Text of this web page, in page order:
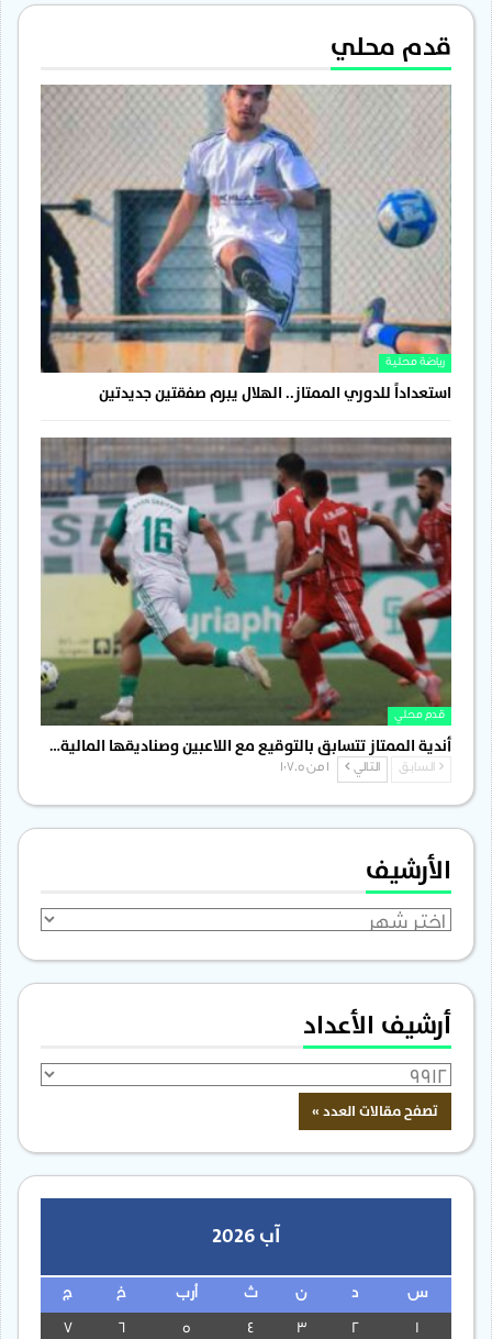
قدم محلي
رياضة محلية
استعداداً للدوري الممتاز.. الهلال يبرم صفقتين جديدتين
قدم محلي
أندية الممتاز تتسابق بالتوقيع مع اللاعبين وصناديقها المالية…
السابق التالي
الأرشيف
الأرشيف
أرشيف الأعداد
آب 2026
س ن ث أرب خ ج
3